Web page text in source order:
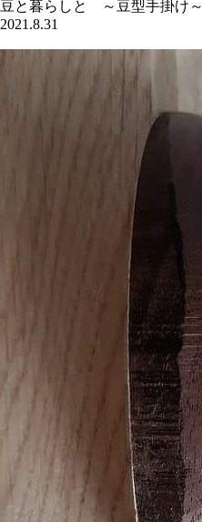
豆と暮らしと ～豆型手掛け～
2021.8.31